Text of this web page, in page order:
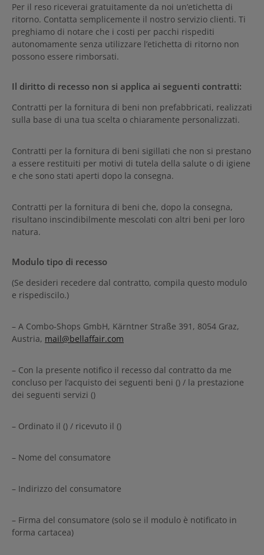
Per il reso riceverai gratuitamente da noi un’etichetta di
ritorno. Contatta semplicemente il nostro servizio clienti. Ti
preghiamo di notare che i costi per pacchi rispediti
autonomamente senza utilizzare l’etichetta di ritorno non
possono essere rimborsati.
Il diritto di recesso non si applica ai seguenti contratti:
Contratti per la fornitura di beni non prefabbricati, realizzati
sulla base di una tua scelta o chiaramente personalizzati.
Contratti per la fornitura di beni sigillati che non si prestano
a essere restituiti per motivi di tutela della salute o di igiene
e che sono stati aperti dopo la consegna.
Contratti per la fornitura di beni che, dopo la consegna,
risultano inscindibilmente mescolati con altri beni per loro
natura.
Modulo tipo di recesso
(Se desideri recedere dal contratto, compila questo modulo
e rispediscilo.)
– A Combo-Shops GmbH, Kärntner Straße 391, 8054 Graz,
Austria, mail@bellaffair.com
– Con la presente notifico il recesso dal contratto da me
concluso per l’acquisto dei seguenti beni () / la prestazione
dei seguenti servizi ()
– Ordinato il () / ricevuto il ()
– Nome del consumatore
– Indirizzo del consumatore
– Firma del consumatore (solo se il modulo è notificato in
forma cartacea)